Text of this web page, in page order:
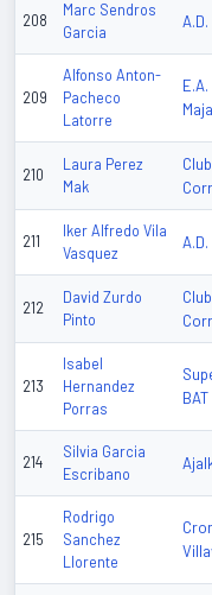
208
Marc Sendros
Garcia
209
Alfonso Anton-
Pacheco
Latorre
E.A.
210
Laura Perez
Mak
Club
211
Iker Alfredo Vila
Vasquez
212
David Zurdo
Pinto
Club
213
Isabel
Hernandez
Porras
BAT
214
Silvia Garcia
Escribano
215
Rodrigo
Sanchez
Llorente